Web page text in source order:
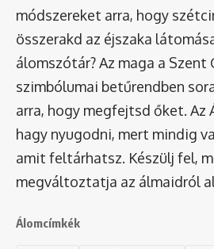
módszereket arra, hogy
összerakd az éjszaka
álomszótár? Az maga a
szimbólumai betűrendben
arra, hogy megfejtsd őket. Az
hagy nyugodni, mert mindig
amit feltárhatsz. Készülj fel,
megváltoztatja az álmaidról
Álomcímkék